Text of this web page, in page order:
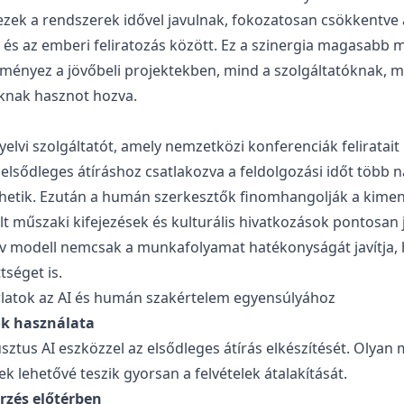
a rendszerek idővel javulnak, fokozatosan
az emberi feliratozás között. Ez a szinergia magasabb
a jövőbeli projektekben, mind a szolgáltatóknak,
hasznot hozva.
szolgáltatót, amely nemzetközi konferenciák feliratait
átíráshoz csatlakozva a feldolgozási időt több
Ezután a humán szerkesztők finomhangolják a
műszaki kifejezések és kulturális hivatkozások pontosan
modell nemcsak a munkafolyamat hatékonyságát javítja,
is.
az AI és humán szakértelem egyensúlyához
használata
AI eszközzel az elsődleges átírás elkészítését. Olyan
lehetővé teszik gyorsan a felvételek átalakítását.
előtérben